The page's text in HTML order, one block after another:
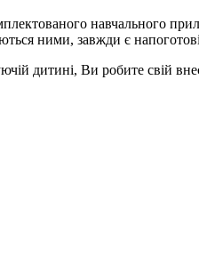
навчального
ними, завжди є
дитині, Ви робите свій